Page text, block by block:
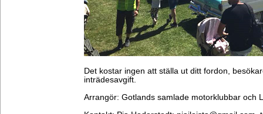
Det kostar ingen att ställa ut ditt fordon,
inträdesavgift.
Arrangör: Gotlands samlade motorklubbar och